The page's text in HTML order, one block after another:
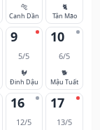
🐅
Canh Dần
🐈
Tân Mão
9
5/5
🐓
Đinh Dậu
10
6/5
🐕
Mậu Tuất
16
12/5
17
13/5